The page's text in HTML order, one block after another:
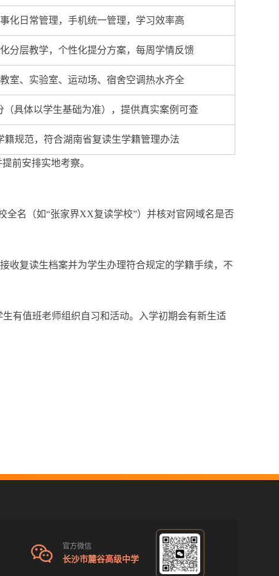
化日常管理，手机统一管理，学习效率高
分层教学，个性化提分方案，每周学情反馈
室、实验室、运动场、宿舍空调热水齐全
（具体以学生基础为准），提供真实案例可查
籍规范，符合湖南省复读生学籍管理办法
前安排实地考察。
全名（如“张家界XX复读学校”）并核对官网域名是否
收复读生档案并为学生办理符合规定的学籍手续，不
有值班老师组织自习和活动。入学初期会有新生适
官方微信
长沙市麓谷高级中学